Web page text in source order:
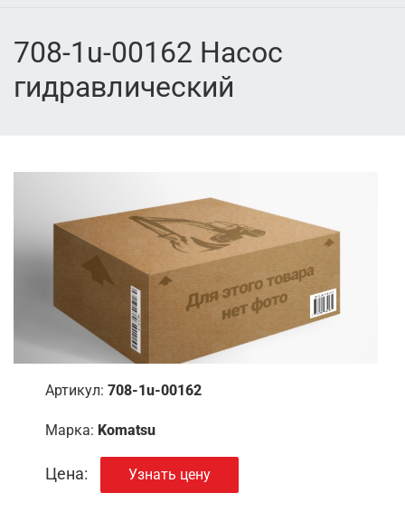
708-1u-00162 Насос
гидравлический
Артикул: 708-1u-00162
Марка: Komatsu
Цена: Узнать цену